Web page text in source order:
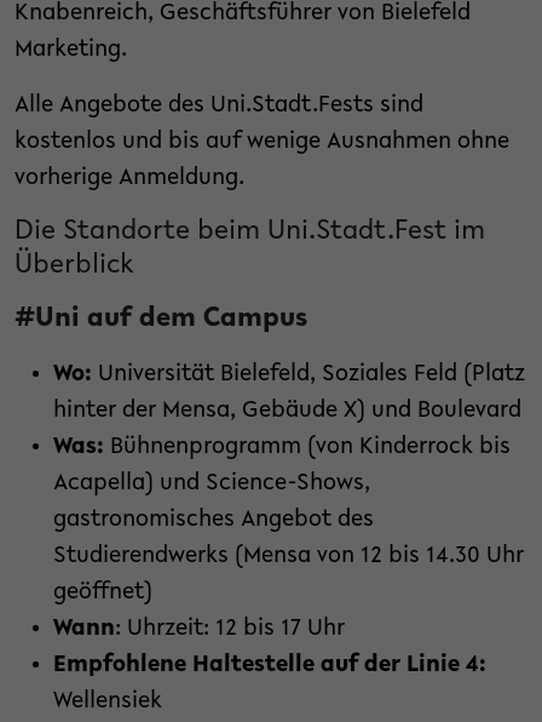
Knabenreich, Geschäftsführer von Bielefeld
Marketing.
Alle Angebote des Uni.Stadt.Fests sind
kostenlos und bis auf wenige Ausnahmen ohne
vorherige Anmeldung.
Die Standorte beim Uni.Stadt.Fest im
Überblick
#Uni auf dem Campus
Wo: Universität Bielefeld, Soziales Feld (Platz
hinter der Mensa, Gebäude X) und Boulevard
Was: Bühnenprogramm (von Kinderrock bis
Acapella) und Science-Shows,
gastronomisches Angebot des
Studierendwerks (Mensa von 12 bis 14.30 Uhr
geöffnet)
Wann: Uhrzeit: 12 bis 17 Uhr
Empfohlene Haltestelle auf der Linie 4:
Wellensiek